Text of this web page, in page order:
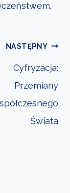
NASTĘPNY
Cyfryzacja:
Przemiany
Świata